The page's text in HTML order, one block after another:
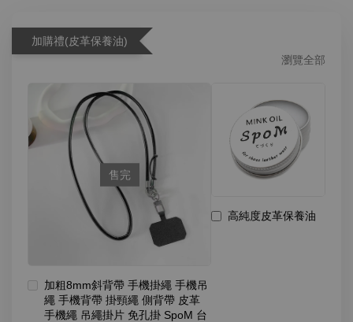
加購禮(皮革保養油)
瀏覽全部
售完
加粗8mm斜背帶 手機掛繩 手機吊
繩 手機背帶 掛頸繩 側背帶 皮革
手機繩 吊繩掛片 免孔掛 SpoM 台
高純度皮革保養油